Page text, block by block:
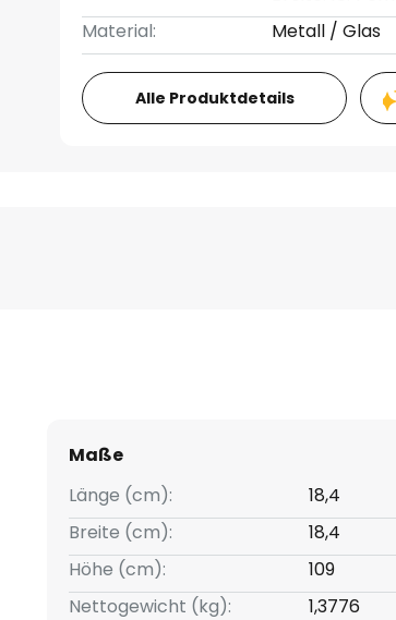
Material:
Metall / Glas
Alle Produktdetails
Maße
Länge (cm):
18,4
Breite (cm):
18,4
Höhe (cm):
109
Nettogewicht (kg):
1,3776